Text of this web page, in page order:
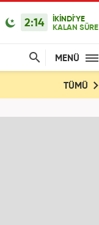
2:14
İKİNDİ'YE
KALAN SÜRE
MENÜ
TÜMÜ